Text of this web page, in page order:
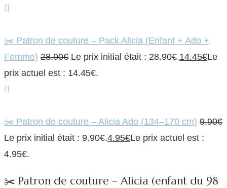
✂️ Patron de couture – Pack Alicia (Enfant + Ado +
Femme) 28.90€ Le prix initial était : 28.90€.14.45€Le
prix actuel est : 14.45€.
✂️ Patron de couture – Alicia Ado (134–170 cm) 9.90€
Le prix initial était : 9.90€.4.95€Le prix actuel est :
4.95€.
✂️ Patron de couture – Alicia (enfant du 98